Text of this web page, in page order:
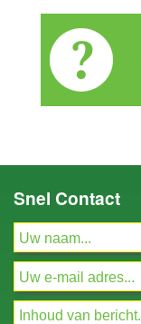
Snel Contact